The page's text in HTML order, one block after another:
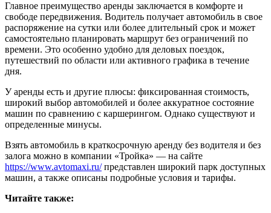
Главное преимущество аренды заключается в комфорте и
свободе передвижения. Водитель получает автомобиль в свое
распоряжение на сутки или более длительный срок и может
самостоятельно планировать маршрут без ограничений по
времени. Это особенно удобно для деловых поездок,
путешествий по области или активного графика в течение
дня.
У аренды есть и другие плюсы: фиксированная стоимость,
широкий выбор автомобилей и более аккуратное состояние
машин по сравнению с каршерингом. Однако существуют и
определенные минусы.
Взять автомобиль в краткосрочную аренду без водителя и без
залога можно в компании «Тройка» — на сайте
https://www.avtomaxi.ru/представлен широкий парк доступных
машин, а также описаны подробные условия и тарифы.
Читайте также: